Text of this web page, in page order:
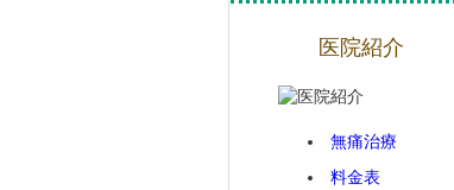
医院紹介
無痛治療
料金表